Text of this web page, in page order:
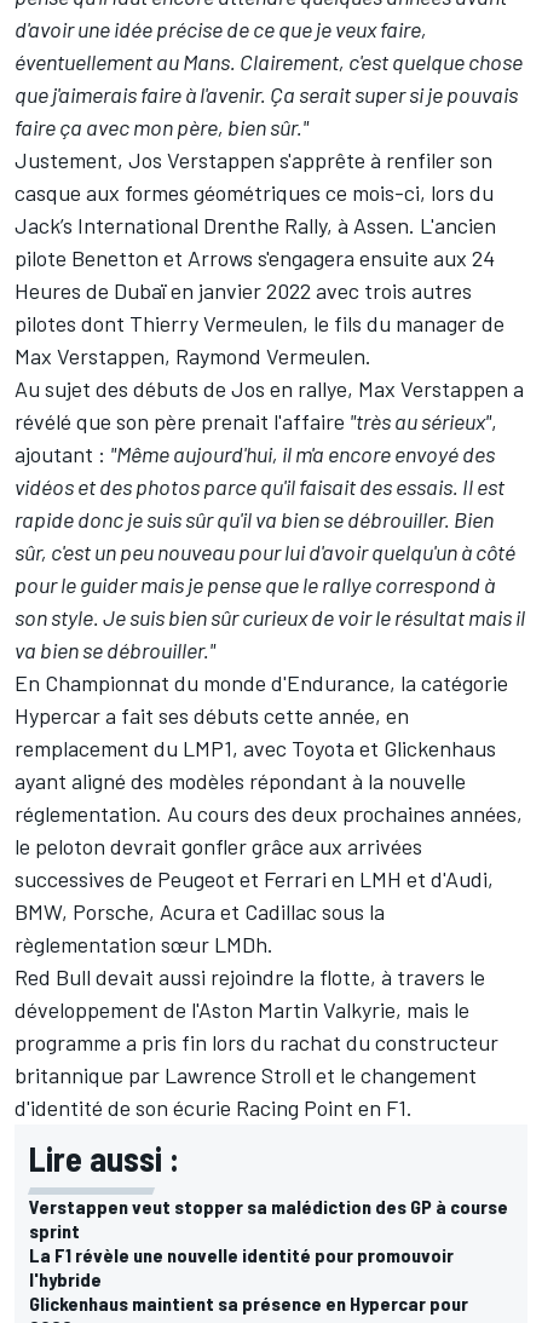
d'avoir une idée précise de ce que je veux faire,
éventuellement au Mans. Clairement, c'est quelque chose
que j'aimerais faire à l'avenir. Ça serait super si je pouvais
faire ça avec mon père, bien sûr."
Justement, Jos Verstappen s'apprête à renfiler son
casque aux formes géométriques ce mois-ci, lors du
Jack’s International Drenthe Rally, à Assen. L'ancien
pilote Benetton et Arrows s'engagera ensuite aux 24
Heures de Dubaï en janvier 2022 avec trois autres
pilotes dont Thierry Vermeulen, le fils du manager de
Max Verstappen, Raymond Vermeulen.
Au sujet des débuts de Jos en rallye, Max Verstappen a
révélé que son père prenait l'affaire "très au sérieux",
ajoutant : "Même aujourd'hui, il m'a encore envoyé des
vidéos et des photos parce qu'il faisait des essais. Il est
rapide donc je suis sûr qu'il va bien se débrouiller. Bien
sûr, c'est un peu nouveau pour lui d'avoir quelqu'un à côté
pour le guider mais je pense que le rallye correspond à
son style. Je suis bien sûr curieux de voir le résultat mais il
va bien se débrouiller."
En Championnat du monde d'Endurance, la catégorie
Hypercar a fait ses débuts cette année, en
remplacement du LMP1, avec Toyota et Glickenhaus
ayant aligné des modèles répondant à la nouvelle
réglementation. Au cours des deux prochaines années,
le peloton devrait gonfler grâce aux arrivées
successives de Peugeot et Ferrari en LMH et d'Audi,
BMW, Porsche, Acura et Cadillac sous la
règlementation sœur LMDh.
Red Bull devait aussi rejoindre la flotte, à travers le
développement de l'Aston Martin Valkyrie, mais le
programme a pris fin lors du rachat du constructeur
britannique par Lawrence Stroll et le changement
d'identité de son écurie Racing Point en F1.
Lire aussi :
Verstappen veut stopper sa malédiction des GP à course
sprint
La F1 révèle une nouvelle identité pour promouvoir
l'hybride
Glickenhaus maintient sa présence en Hypercar pour